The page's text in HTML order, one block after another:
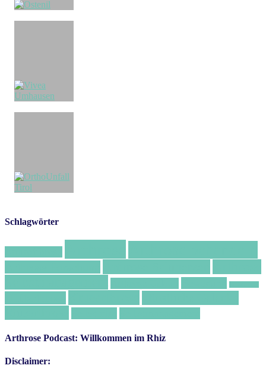
Schlagwörter
Arthrose Podcast: Willkommen im Rhiz
Disclaimer: